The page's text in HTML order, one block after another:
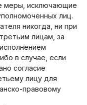
меры, исключающие
лиц.
никогда, ни при
лицам, за
в случае, если
согласие
лицу для
правовому